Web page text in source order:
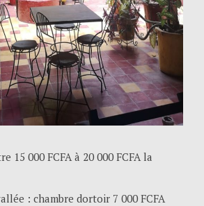
15 000 FCFA à 20 000 FCFA la
: chambre dortoir 7 000 FCFA